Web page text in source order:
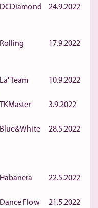
DCDiamond 24.9.2022
Rolling 17.9.2022
La' Team 10.9.2022
TKMaster 3.9.2022
Blue&White 28.5.2022
Habanera 22.5.2022
Dance Flow 21.5.2022